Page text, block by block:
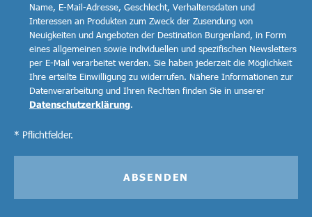
Name, E-Mail-Adresse, Geschlecht, Verhaltensdaten und
Interessen an Produkten zum Zweck der Zusendung von
Neuigkeiten und Angeboten der Destination Burgenland, in Form
eines allgemeinen sowie individuellen und spezifischen Newsletters
per E-Mail verarbeitet werden. Sie haben jederzeit die Möglichkeit
Ihre erteilte Einwilligung zu widerrufen. Nähere Informationen zur
Datenverarbeitung und Ihren Rechten finden Sie in unserer
Datenschutzerklärung.
* Pflichtfelder.
ABSENDEN